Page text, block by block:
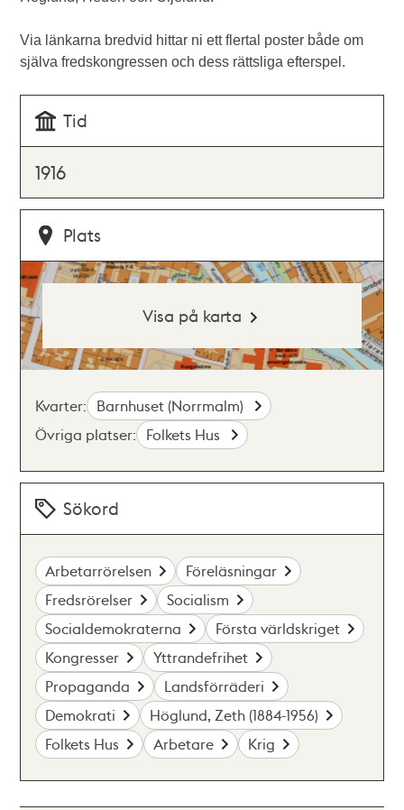
Via länkarna bredvid hittar ni ett flertal poster både om
själva fredskongressen och dess rättsliga efterspel.
Tid
1916
Plats
Visa på karta
Kvarter: Barnhuset (Norrmalm)
Övriga platser: Folkets Hus
Sökord
Arbetarrörelsen
Föreläsningar
Fredsrörelser
Socialism
Socialdemokraterna
Första världskriget
Kongresser
Yttrandefrihet
Propaganda
Landsförräderi
Demokrati
Höglund, Zeth (1884-1956)
Folkets Hus
Arbetare Krig